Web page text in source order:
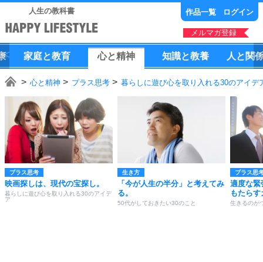
人生の教科書 作品一覧 ログイン
メルマガ登録
家庭と教育 心と精神 知識と教養 人 と 関
心と精神 プラス思考 暮らしに遊び心を取り入れる30のアイデ
プラス思考
映画探しは、現代の宝探し。
暮らしに遊び心を取り入れる30のアイデ
ア
生き方
「今が人生の半分」と考えてみ
る。
50代がしておきたい30のこと
プラス思
適度な緊
もたら
生きるのが